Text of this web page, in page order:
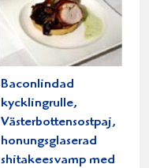
Baconlindad
kycklingrulle,
Västerbottensostpaj,
honungsglaserad
shitakeesvamp med